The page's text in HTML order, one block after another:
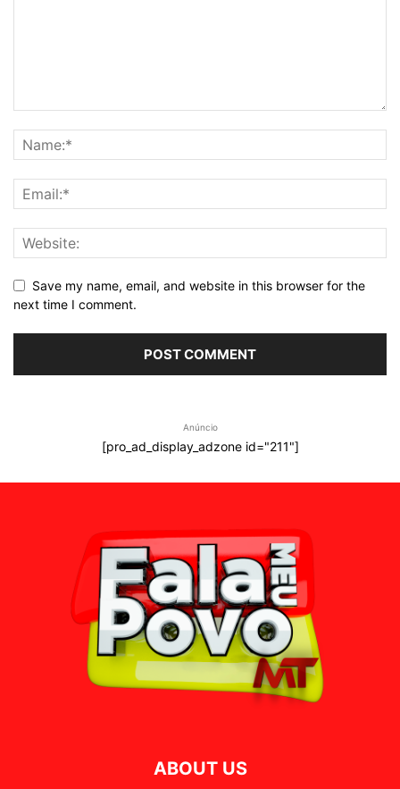
Save my name, email, and website in this browser for the
next time I comment.
Anúncio
[pro_ad_display_adzone id="211"]
ABOUT US